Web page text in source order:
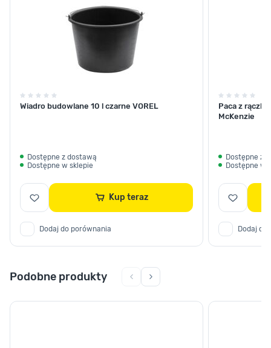
Wiadro budowlane 10 l czarne VOREL
Dostępne z dostawą
Dostępne w sklepie
Kup teraz
Dodaj do porównania
Paca z
McKenzie
Dostępne z
Dostępne w
Dodaj do
Podobne produkty